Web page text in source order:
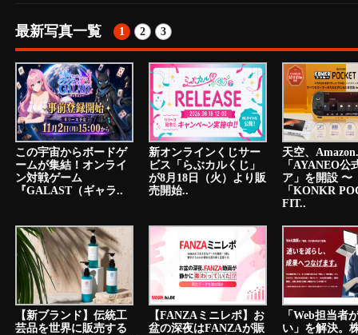
最新写真一覧 1 2 3
この宇宙からボードゲ
ームが集結！オンライ
ン対戦ゲーム
『GALAST（ギャラ..
新オンラインくじサー
ビス「らぶカルくじ」
が8月18日（火）より販
売開始..
天空、
「AYANEO公
ア」を開設 〜
「KONKR
FIT..
【新ブランド】伝統工
芸品を世界に販売する
【FANZAミニレポ】お
盆の深夜はFANZAが賑
「Web担当者
い」を解決。